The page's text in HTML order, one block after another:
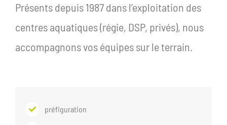
Présents depuis 1987 dans l’exploitation des
centres aquatiques (régie, DSP, privés), nous
accompagnons vos équipes sur le terrain.
préfiguration